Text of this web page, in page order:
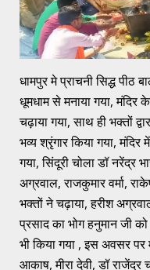
धामपुर मे प्राचनी सिद्ध पीठ
धूमधाम से मनाया गया, मंदिर के
चढ़ाया गया, साथ ही भक्तों
भव्य श्रृंगार किया गया,
गया, सिंदूरी चोला डॉ नरेंद्र
अग्रवाल, राजकुमार वर्मा,
भक्तों ने चढ़ाया, हरीश
प्रसाद का भोग हनुमान जी
भी किया गया , इस अवसर पर
आकाष, मीरा देवी, डॉ राजेंद्र